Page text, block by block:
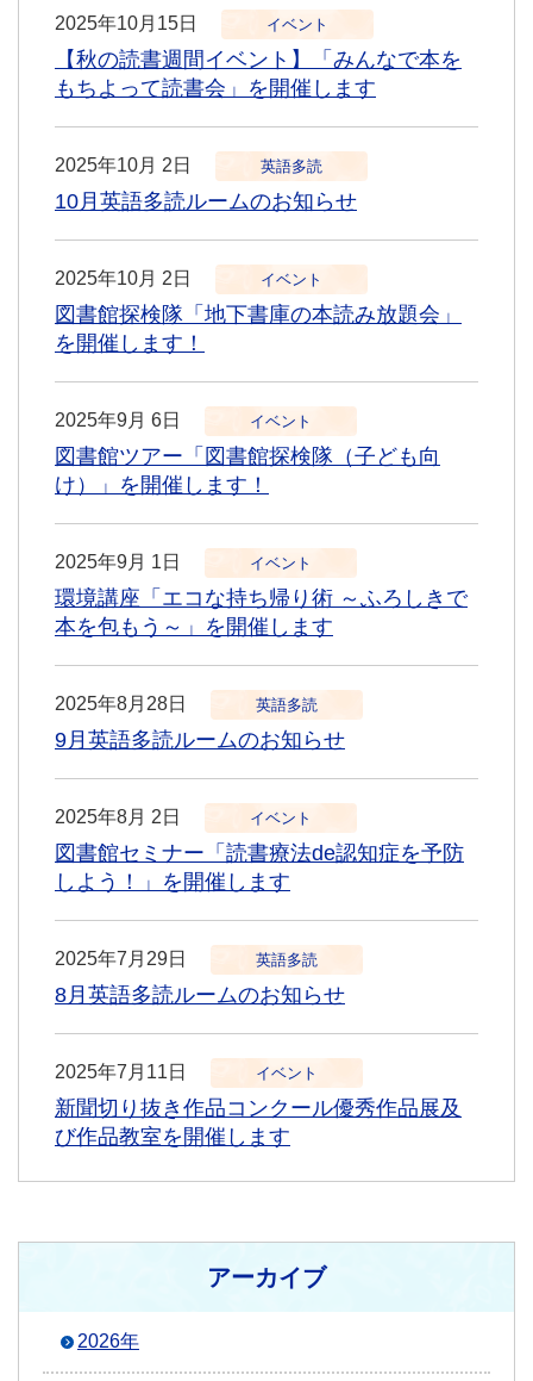
2025年10月15日 イベント
【秋の読書週間イベント】「みんなで本を
もちよって読書会」を開催します
2025年10月 2日 英語多読
10月英語多読ルームのお知らせ
2025年10月 2日 イベント
図書館探検隊「地下書庫の本読み放題会」
を開催します！
2025年9月 6日 イベント
図書館ツアー「図書館探検隊（子ども向
け）」を開催します！
2025年9月 1日 イベント
環境講座「エコな持ち帰り術 ～ふろしきで
本を包もう～」を開催します
2025年8月28日 英語多読
9月英語多読ルームのお知らせ
2025年8月 2日 イベント
図書館セミナー「読書療法de認知症を予防
しよう！」を開催します
2025年7月29日 英語多読
8月英語多読ルームのお知らせ
2025年7月11日 イベント
新聞切り抜き作品コンクール優秀作品展及
び作品教室を開催します
アーカイブ
2026年